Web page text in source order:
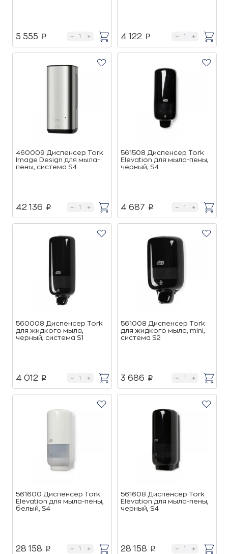
5 555 p 4 122 p
460009 Диспенсер Tork
Image Design для мыла-
пены, система S4
42 136 p
561508 Диспенсер Tork
Elevation для мыла-пены,
черный, S4
4 687 p
560008 Диспенсер Tork
для жидкого мыла,
черный, система S1
4 012 p
561008 Диспенсер Tork
для жидкого мыла, mini,
система S2
3 686 p
561600 Диспенсер Tork
Elevation для мыла-пены,
белый, S4
28 158 p
561608 Диспенсер Tork
Elevation для мыла-пены,
черный, S4
28 158 p